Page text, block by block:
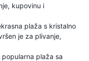
kupovinu i
plaža s kristalno
je za plivanje,
popularna plaža sa